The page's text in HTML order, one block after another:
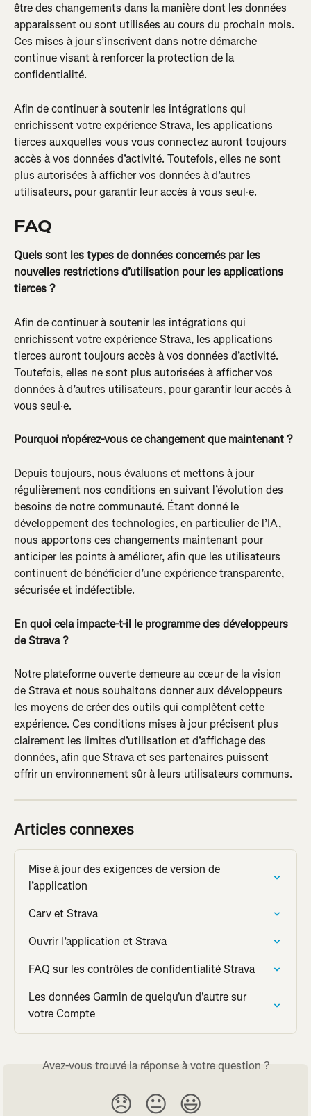
être des changements dans la manière dont les données
apparaissent ou sont utilisées au cours du prochain mois.
Ces mises à jour s’inscrivent dans notre démarche
continue visant à renforcer la protection de la
confidentialité.
Afin de continuer à soutenir les intégrations qui
enrichissent votre expérience Strava, les applications
tierces auxquelles vous vous connectez auront toujours
accès à vos données d’activité. Toutefois, elles ne sont
plus autorisées à afficher vos données à d’autres
utilisateurs, pour garantir leur accès à vous seul·e.
FAQ
Quels sont les types de données concernés par les
nouvelles restrictions d’utilisation pour les applications
tierces ?
Afin de continuer à soutenir les intégrations qui
enrichissent votre expérience Strava, les applications
tierces auront toujours accès à vos données d’activité.
Toutefois, elles ne sont plus autorisées à afficher vos
données à d’autres utilisateurs, pour garantir leur accès à
vous seul·e.
Pourquoi n’opérez-vous ce changement que maintenant ?
Depuis toujours, nous évaluons et mettons à jour
régulièrement nos conditions en suivant l’évolution des
besoins de notre communauté. Étant donné le
développement des technologies, en particulier de l’IA,
nous apportons ces changements maintenant pour
anticiper les points à améliorer, afin que les utilisateurs
continuent de bénéficier d’une expérience transparente,
sécurisée et indéfectible.
En quoi cela impacte-t-il le programme des développeurs
de Strava ?
Notre plateforme ouverte demeure au cœur de la vision
de Strava et nous souhaitons donner aux développeurs
les moyens de créer des outils qui complètent cette
expérience. Ces conditions mises à jour précisent plus
clairement les limites d’utilisation et d’affichage des
données, afin que Strava et ses partenaires puissent
offrir un environnement sûr à leurs utilisateurs communs.
Articles connexes
Mise à jour des exigences de version de
l’application
Carv et Strava
Ouvrir l’application et Strava
FAQ sur les contrôles de confidentialité Strava
Les données Garmin de quelqu'un d'autre sur
votre Compte
Avez-vous trouvé la réponse à votre question ?
😞 😐 😃